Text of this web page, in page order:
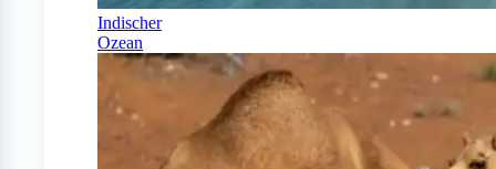
Indischer
Ozean